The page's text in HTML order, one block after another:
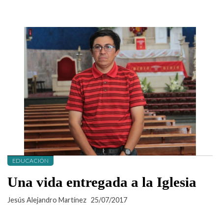
EDUCACIÓN
Una vida entregada a la Iglesia
Jesús Alejandro Martínez 25/07/2017